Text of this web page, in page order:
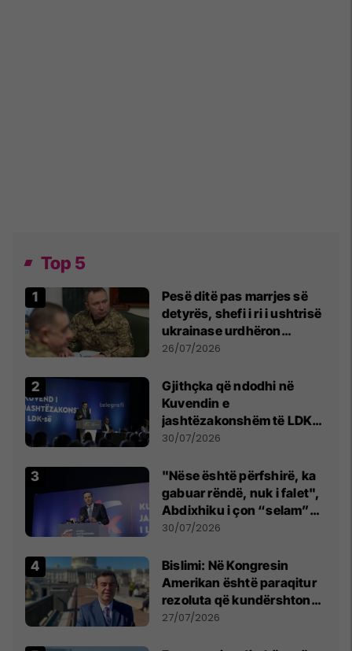
Top 5
Pesë ditë pas marrjes së
detyrës, shefi i ri i ushtrisë
ukrainase urdhëron
kontroll të madh
26/07/2026
Gjithçka që ndodhi në
Kuvendin e
jashtëzakonshëm të LDK-
së
30/07/2026
"Nëse është përfshirë, ka
gabuar rëndë, nuk i falet",
Abdixhiku i çon “selam”
Përparim Ramës
30/07/2026
Bislimi: Në Kongresin
Amerikan është paraqitur
rezoluta që kundërshton
mbajtjen e Asamblesë
27/07/2026